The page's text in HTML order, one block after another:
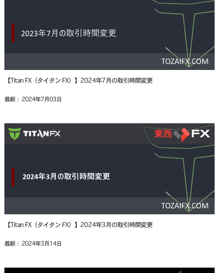
【Titan FX（タイタン FX）】2024年7月の取引時間変更
最新： 2024年7月03日
【Titan FX（タイタン FX）】2024年3月の取引時間変更
最新： 2024年3月14日